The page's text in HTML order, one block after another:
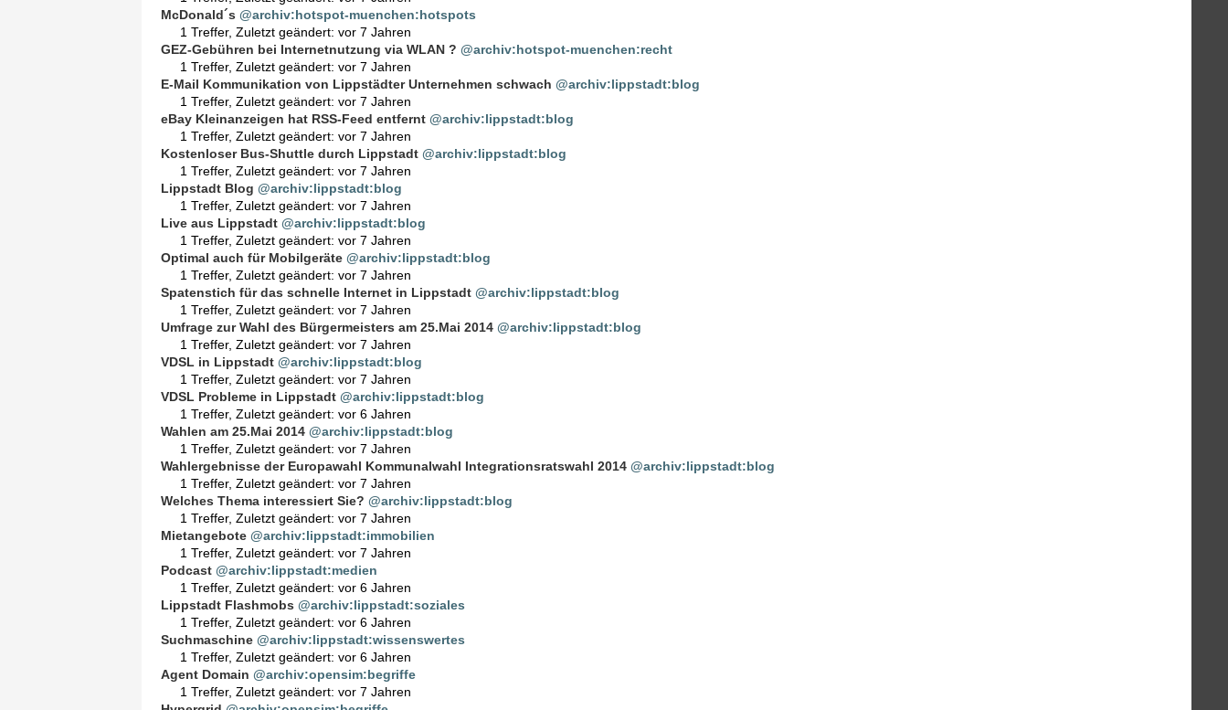
McDonald´s @archiv:hotspot-muenchen:hotspots
1 Treffer, Zuletzt geändert: vor 7 Jahren
GEZ-Gebühren bei Internetnutzung via WLAN ? @archiv:hotspot-muenchen:recht
1 Treffer, Zuletzt geändert: vor 7 Jahren
E-Mail Kommunikation von Lippstädter Unternehmen schwach @archiv:lippstadt:blog
1 Treffer, Zuletzt geändert: vor 7 Jahren
eBay Kleinanzeigen hat RSS-Feed entfernt @archiv:lippstadt:blog
1 Treffer, Zuletzt geändert: vor 7 Jahren
Kostenloser Bus-Shuttle durch Lippstadt @archiv:lippstadt:blog
1 Treffer, Zuletzt geändert: vor 7 Jahren
Lippstadt Blog @archiv:lippstadt:blog
1 Treffer, Zuletzt geändert: vor 7 Jahren
Live aus Lippstadt @archiv:lippstadt:blog
1 Treffer, Zuletzt geändert: vor 7 Jahren
Optimal auch für Mobilgeräte @archiv:lippstadt:blog
1 Treffer, Zuletzt geändert: vor 7 Jahren
Spatenstich für das schnelle Internet in Lippstadt @archiv:lippstadt:blog
1 Treffer, Zuletzt geändert: vor 7 Jahren
Umfrage zur Wahl des Bürgermeisters am 25.Mai 2014 @archiv:lippstadt:blog
1 Treffer, Zuletzt geändert: vor 7 Jahren
VDSL in Lippstadt @archiv:lippstadt:blog
1 Treffer, Zuletzt geändert: vor 7 Jahren
VDSL Probleme in Lippstadt @archiv:lippstadt:blog
1 Treffer, Zuletzt geändert: vor 6 Jahren
Wahlen am 25.Mai 2014 @archiv:lippstadt:blog
1 Treffer, Zuletzt geändert: vor 7 Jahren
Wahlergebnisse der Europawahl Kommunalwahl Integrationsratswahl 2014 @archiv:lippstadt:blog
1 Treffer, Zuletzt geändert: vor 7 Jahren
Welches Thema interessiert Sie? @archiv:lippstadt:blog
1 Treffer, Zuletzt geändert: vor 7 Jahren
Mietangebote @archiv:lippstadt:immobilien
1 Treffer, Zuletzt geändert: vor 7 Jahren
Podcast @archiv:lippstadt:medien
1 Treffer, Zuletzt geändert: vor 6 Jahren
Lippstadt Flashmobs @archiv:lippstadt:soziales
1 Treffer, Zuletzt geändert: vor 6 Jahren
Suchmaschine @archiv:lippstadt:wissenswertes
1 Treffer, Zuletzt geändert: vor 6 Jahren
Agent Domain @archiv:opensim:begriffe
1 Treffer, Zuletzt geändert: vor 7 Jahren